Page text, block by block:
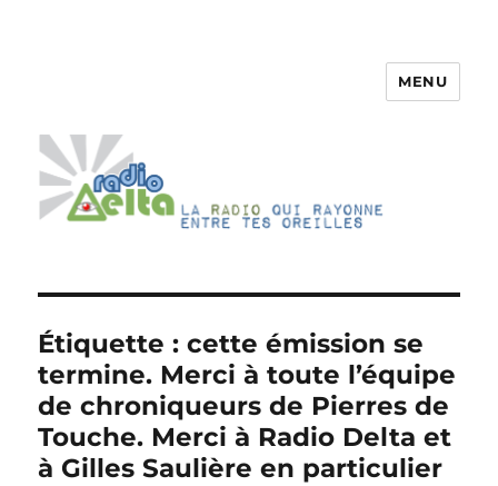
MENU
Étiquette :cette émission se
termine. Merci à toute l’équipe
de chroniqueurs de Pierres de
Touche. Merci à Radio Delta et
à Gilles Saulière en particulier